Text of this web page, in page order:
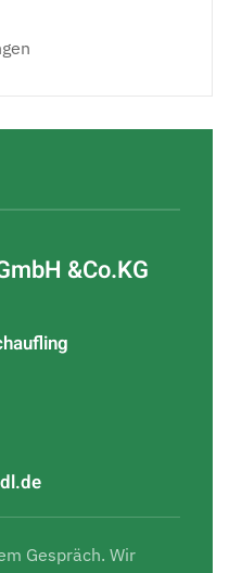
&Co.KG
Gespräch. Wir